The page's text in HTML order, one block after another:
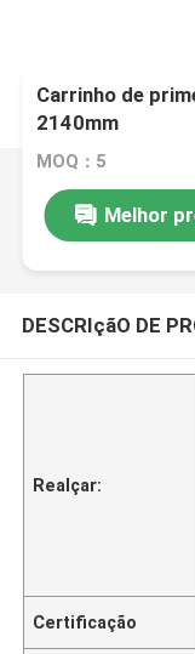
Carrinho de
2140mm
MOQ：5
Melhor
DESCRIçãO DE
Realçar:
Certificação